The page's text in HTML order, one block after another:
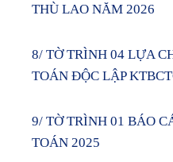
THÙ LAO NĂM 2026
8/ TỜ TRÌNH 04 LỰA
TOÁN ĐỘC LẬP
9/ TỜ TRÌNH 01 BÁO
TOÁN 2025